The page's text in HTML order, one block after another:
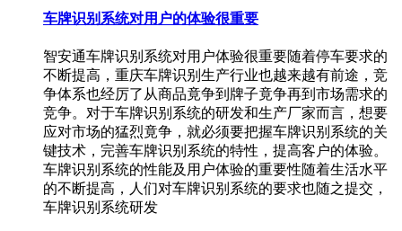
车牌识别系统对用户的体验很重要
智安通车牌识别系统对用户体验很重要随着停车要求的
不断提高，重庆车牌识别生产行业也越来越有前途，竞
争体系也经厉了从商品竟争到牌子竟争再到市场需求的
竞争。对于车牌识别系统的研发和生产厂家而言，想要
应对市场的猛烈竟争，就必须要把握车牌识别系统的关
键技术，完善车牌识别系统的特性，提高客户的体验。
车牌识别系统的性能及用户体验的重要性随着生活水平
的不断提高，人们对车牌识别系统的要求也随之提交，
车牌识别系统研发